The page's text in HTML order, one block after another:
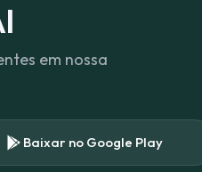
em nossa
Baixar no Google Play